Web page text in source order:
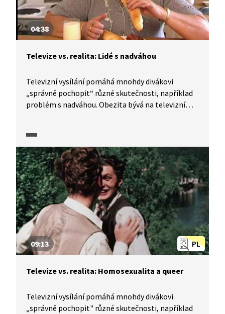
04:38
Televize vs. realita: Lidé s nadváhou
Televizní vysílání pomáhá mnohdy divákovi
„správně pochopit“ různé skutečnosti, například
problém s nadváhou. Obezita bývá na televizní
kterým hrdinové čelí. I tomu se blíže věnuje
dokumentární seriál TeleRevize.
PL
09:13
Televize vs. realita: Homosexualita a queer
Televizní vysílání pomáhá mnohdy divákovi
„správně pochopit" různé skutečnosti, například